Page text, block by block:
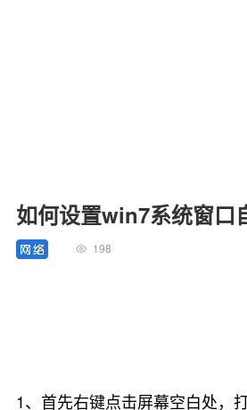
如何设置win7系统窗口
198
1、首先右键点击屏幕空白处，